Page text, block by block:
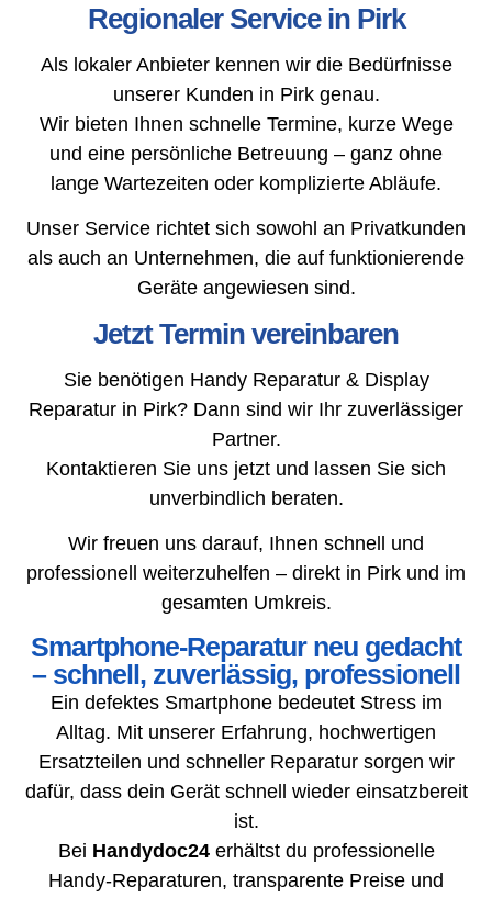
Regionaler Service in Pirk
Als lokaler Anbieter kennen wir die Bedürfnisse
unserer Kunden in Pirk genau.
Wir bieten Ihnen schnelle Termine, kurze Wege
und eine persönliche Betreuung – ganz ohne
lange Wartezeiten oder komplizierte Abläufe.
Unser Service richtet sich sowohl an Privatkunden
als auch an Unternehmen, die auf funktionierende
Geräte angewiesen sind.
Jetzt Termin vereinbaren
Sie benötigen Handy Reparatur & Display
Reparatur in Pirk? Dann sind wir Ihr zuverlässiger
Partner.
Kontaktieren Sie uns jetzt und lassen Sie sich
unverbindlich beraten.
Wir freuen uns darauf, Ihnen schnell und
professionell weiterzuhelfen – direkt in Pirk und im
gesamten Umkreis.
Smartphone-Reparatur neu gedacht
– schnell, zuverlässig, professionell
Ein defektes Smartphone bedeutet Stress im
Alltag. Mit unserer Erfahrung, hochwertigen
Ersatzteilen und schneller Reparatur sorgen wir
dafür, dass dein Gerät schnell wieder einsatzbereit
ist.
Bei Handydoc24erhältst du professionelle
Handy-Reparaturen, transparente Preise und